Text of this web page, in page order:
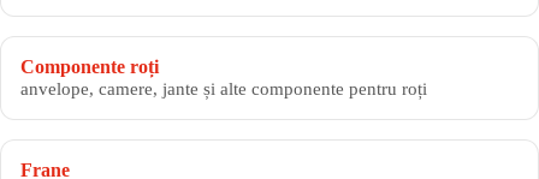
Componente roți
anvelope, camere, jante și alte componente pentru roți
Frane